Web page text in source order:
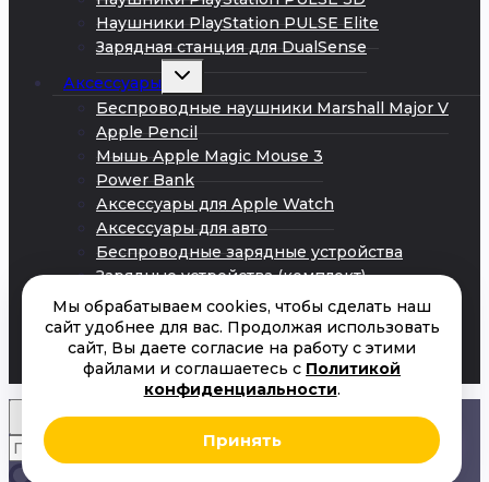
Мы обрабатываем cookies, чтобы сделать наш
сайт удобнее для вас. Продолжая использовать
сайт, Вы даете согласие на работу с этими
файлами и соглашаетесь с Политикой
конфиденциальности.
Принять
Наушники PlayStation PULSE Elite
Зарядная станция для DualSense
Аксессуары
Развернуть
меню
Беспроводные наушники Marshall Major V
Apple Pencil
Мышь Apple Magic Mouse 3
Power Bank
Аксессуары для Apple Watch
Аксессуары для авто
Беспроводные зарядные устройства
Зарядные устройства (комплект)
Кабели Android
Кабели iPhone
Сетевые адаптеры питания
Акции
Искать: Поиск